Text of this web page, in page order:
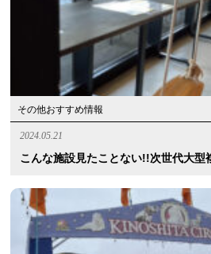
その他おすすめ情報
2024.05.21
こんな施設見たことない!!次世代大型